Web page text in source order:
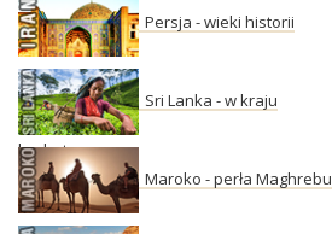
Persja - wieki historii
Sri Lanka - w kraju
herbaty
Maroko - perła Maghrebu